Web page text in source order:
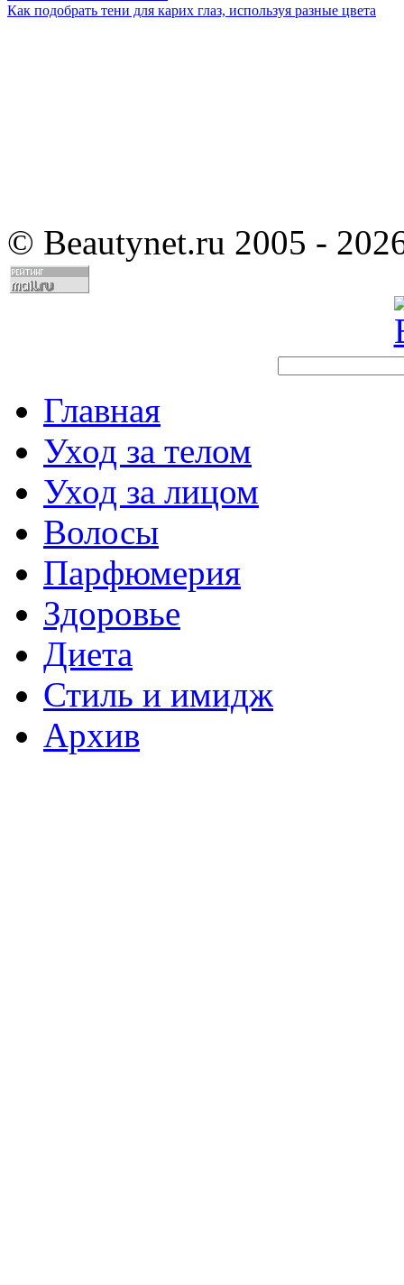
Как подобрать тени для карих глаз, используя разные цвета
© Beautynet.ru 2005 -
Главная
Уход за телом
Уход за лицом
Волосы
Парфюмерия
Здоровье
Диета
Стиль и имидж
Архив